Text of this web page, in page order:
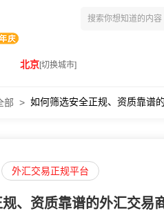
北京[切换城市]
部 > 如何筛选安全正规、资质靠谱
外汇交易正规平台
、资质靠谱的外汇交易